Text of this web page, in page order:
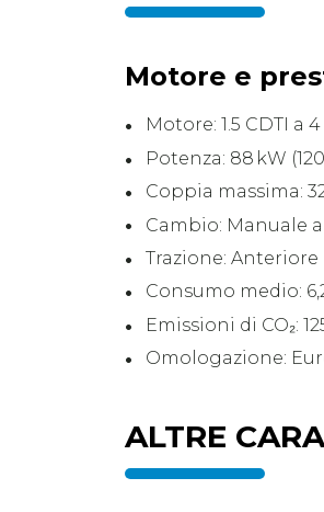
Motore e
Motore: 1.5 CDTI a
Potenza: 88 kW (120
Coppia massima:
Cambio: Manuale
Trazione: Anteriore
Consumo medio:
Emissioni di CO₂:
Omologazione:
ALTRE